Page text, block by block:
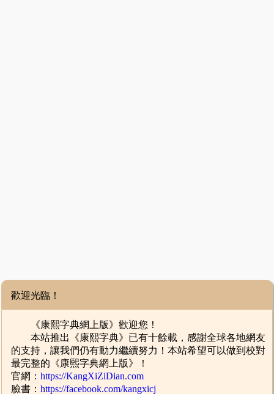
歡迎光臨！
《康熙字典網上版》歡迎您！
本站推出《康熙字典》已有十餘載，感謝全球各地網友
的支持，讓我們仍有動力繼續努力！本站希望可以做到校對
最完整的《康熙字典網上版》！
官網：https://KangXiZiDian.com
臉書：https://facebook.com/kangxicj